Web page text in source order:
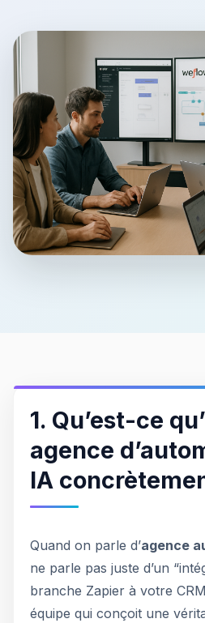
1. Qu’est-ce
agence
IA
Quand on parle d’agence
ne parle pas juste d’un
branche Zapier à votre
équipe qui conçoit une